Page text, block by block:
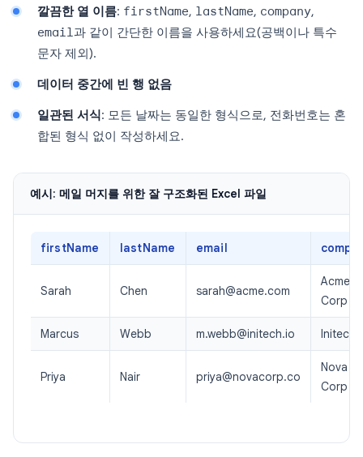
깔끔한 열 이름: firstName, lastName, company,
email과 같이 간단한 이름을 사용하세요(공백이나 특수
문자 제외).
데이터 중간에 빈 행 없음
일관된 서식: 모든 날짜는 동일한 형식으로, 전화번호는 혼
합된 형식 없이 작성하세요.
예시: 메일 머지를 위한 잘 구조화된 Excel 파일
firstName lastName email
Sarah Chen sarah@acme.com
Acme
Corp
Marcus Webb m.webb@initech.io Initech
Priya Nair priya@novacorp.co
Nova
Corp